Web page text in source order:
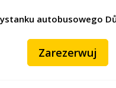
autobusowego
Zarezerwuj